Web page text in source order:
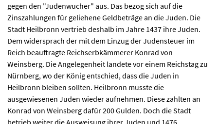
gegen den "Judenwucher" aus. Das bezog sich auf die
Zinszahlungen für geliehene Geldbeträge an die Juden. Die
Stadt Heilbronn vertrieb deshalb im Jahre 1437 ihre Juden.
Dem widersprach der mit dem Einzug der Judensteuer im
Reich beauftragte Reichserbkämmerer Konrad von
Weinsberg. Die Angelegenheit landete vor einem Reichstag zu
Nürnberg, wo der König entschied, dass die Juden in
Heilbronn bleiben sollten. Heilbronn musste die
ausgewiesenen Juden wieder aufnehmen. Diese zahlten an
Konrad von Weinsberg dafür 200 Gulden. Doch die Stadt
betrieb weiter die Ausweisung ihrer Juden und 1476